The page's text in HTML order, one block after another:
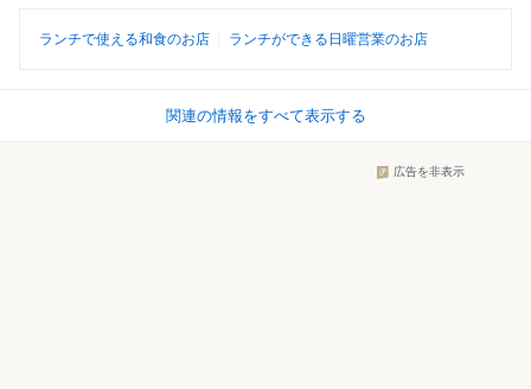
ランチで使える和食のお店 ランチができる日曜営業のお店
関連の情報をすべて表示する
広告を非表示